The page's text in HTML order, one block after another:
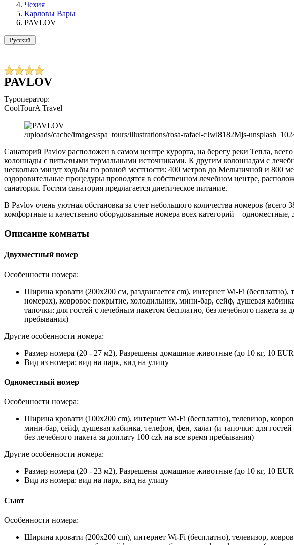
Чехия
Карловы Вары
PAVLOV
Русский
PAVLOV
Туроператор:
CoolTourA Travel
/uploads/cache/images/spa_tours/illustrations/rosa-rafael-cJwl8182Mjs-
Санаторий Pavlov расположен в самом центре курорта, на берегу реки Тепла,
колоннады с питьевыми термальными источниками. К другим колоннадам с
несколько минут ходьбы по ровной местности: 400 метров до Мельничной и 800
оздоровительные процедуры проводятся в собственном лечебном центре,
санатория. Гостям санатория предлагается диетическое питание.
В Pavlov очень уютная обстановка за счет небольшого количества номеров (всего
комфортные и качественно оборудованные номера всех категорий – одноместные,
Описание комнаты
Двухместный номер
Особенности номера:
Ширина кровати (200x200 см, раздвигается cm), интернет Wi-Fi (бесплатно),
номерах), ковровое покрытие, холодильник, мини-бар, сейф, душевая
тапочки: для гостей с лечебным пакетом бесплатно, без лечебного пакета за
пребывания)
Другие особенности номера:
Размер номера (20 - 27 м2), Разрешены домашние животные (до 10 кг, 10
Вид из номера: вид на парк, вид на улицу
Одноместный номер
Особенности номера:
Ширина кровати (100x200 cm), интернет Wi-Fi (бесплатно), телевизор,
мини-бар, сейф, душевая кабинка, телефон, фен, халат (и тапочки: для
без лечебного пакета за доплату 100 czk на все время пребывания)
Другие особенности номера:
Размер номера (20 - 23 м2), Разрешены домашние животные (до 10 кг, 10
Вид из номера: вид на парк, вид на улицу
Сьют
Особенности номера:
Ширина кровати (200x200 cm), интернет Wi-Fi (бесплатно), телевизор,